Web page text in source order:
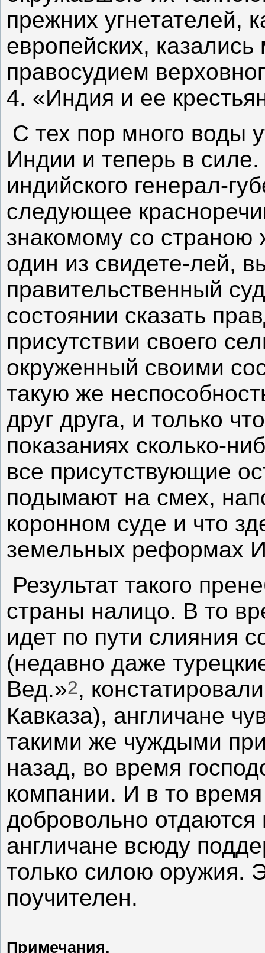
прежних угнетателей,
европейских,
правосудием
4. «Индия и ее
С тех пор много воды
Индии и теперь в
индийского генерал-
следующее
знакомому со страною
один из свидете-лей,
правительственный
состоянии сказать
присутствии своего
окруженный своими
такую же
друг друга, и только
показаниях сколько-
все присутствующие
подымают на смех,
коронном суде и что
земельных реформах
Результат такого
страны налицо. В то
идет по пути слияния
(недавно даже
Вед.»2,
Кавказа), англичане
такими же чуждыми
назад, во время
компании. И в то
добровольно
англичане всюду
только силою оружия.
поучителен.
Примечания.